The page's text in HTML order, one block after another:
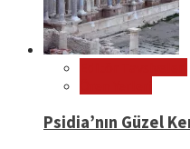
Psidia’nın Güzel